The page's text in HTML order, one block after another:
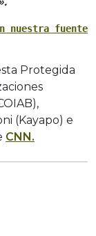
nuestra
Protegida
(Kayapo) e
CNN.